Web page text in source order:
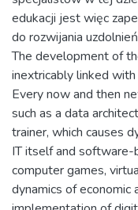
edukacji jest więc
do rozwijania
The development of
inextricably linked
Every now and then
such as a data
trainer, which causes
IT itself and software-
computer games,
dynamics of economic